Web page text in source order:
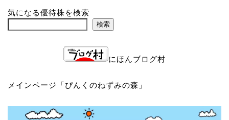
気になる優待株を検索
検索
にほんブログ村
メインページ「ぴんくのねずみの森 」